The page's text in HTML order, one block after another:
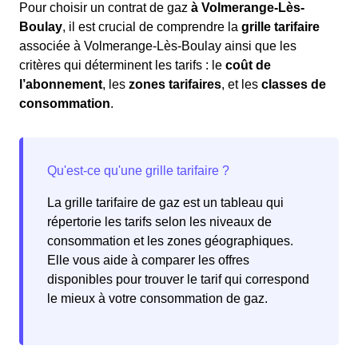
Pour choisir un contrat de gaz à Volmerange-Lès-
Boulay, il est crucial de comprendre la grille tarifaire
associée à Volmerange-Lès-Boulay ainsi que les
critères qui déterminent les tarifs : le coût de
l’abonnement, les zones tarifaires, et les classes de
consommation.
La grille tarifaire de gaz est un tableau qui
répertorie les tarifs selon les niveaux de
consommation et les zones géographiques.
Elle vous aide à comparer les offres
disponibles pour trouver le tarif qui correspond
le mieux à votre consommation de gaz.